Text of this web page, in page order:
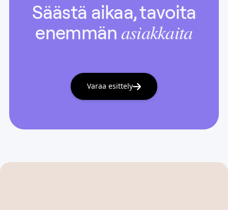
Säästä aikaa, tavoita
enemmän asiakkaita
Varaa esittely